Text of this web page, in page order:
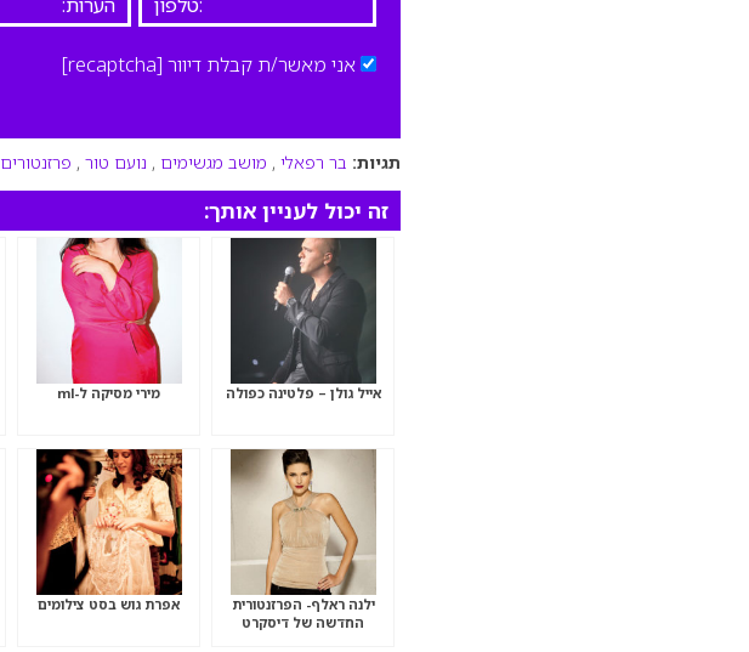
אני מאשר/ת קבלת דיוור [recaptcha]
תגיות: בר רפאלי , מושב מגשימים , נועם טור , פרזנטורים
זה יכול לעניין אותך:
אייל גולן – פלטינה כפולה מירי מסיקה ל-ml
ילנה ראלף- הפרזנטורית
החדשה של דיסקרט
אפרת גוש בסט צילומים